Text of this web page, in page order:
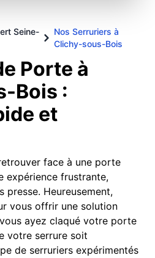
Seine-
Nos Serruriers à
Clichy-sous-Bois
Porte à
Bois :
et
face à une porte
expérience frustrante,
presse. Heureusement,
vous offrir une solution
ayez claqué votre porte
votre serrure soit
de serruriers expérimentés